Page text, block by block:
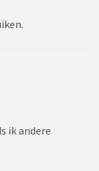
ik andere